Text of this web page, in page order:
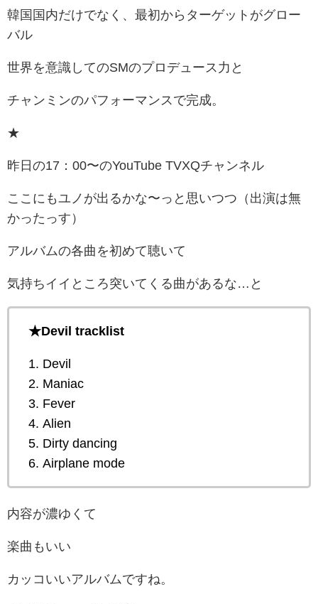
韓国国内だけでなく、最初からターゲットがグロー
バル
世界を意識してのSMのプロデュース力と
チャンミンのパフォーマンスで完成。
★
昨日の17：00〜のYouTube TVXQチャンネル
ここにもユノが出るかな〜っと思いつつ（出演は無
かったっす）
アルバムの各曲を初めて聴いて
気持ちイイところ突いてくる曲があるな…と
★Devil tracklist
1. Devil
2. Maniac
3. Fever
4. Alien
5. Dirty dancing
6. Airplane mode
内容が濃ゆくて
楽曲もいい
カッコいいアルバムですね。